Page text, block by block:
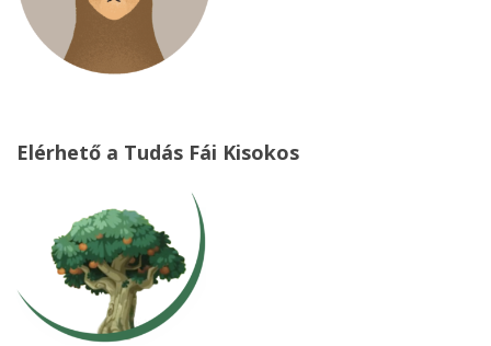
Elérhető a Tudás Fái Kisokos